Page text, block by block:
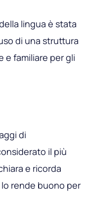
lingua è stata
di una struttura
e familiare per gli
di
il più
e ricorda
rende buono per